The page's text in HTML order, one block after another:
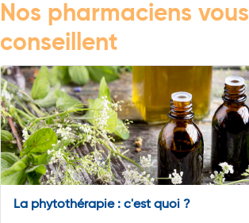
Nos pharmaciens vous
conseillent
La phytothérapie : c'est quoi ?